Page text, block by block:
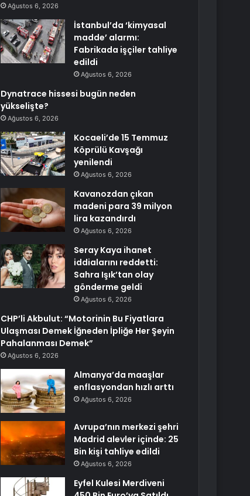
Ağustos 6, 2026
İstanbul’da ‘kimyasal
madde’ alarmı:
Fabrikada işçiler tahliye
edildi
Ağustos 6, 2026
Dynatrace hissesi bugün neden
yükselişte?
Ağustos 6, 2026
Kocaeli’de 15 Temmuz
Köprülü Kavşağı
yenilendi
Ağustos 6, 2026
Kavanozdan çıkan
madeni para 39 milyon
lira kazandırdı
Ağustos 6, 2026
Seray Kaya ihanet
iddialarını reddetti:
Sahra Işık’tan olay
gönderme geldi
Ağustos 6, 2026
CHP’li Akbulut: “Motorinin Bu Fiyatlara
Ulaşması Demek İğneden İpliğe Her Şeyin
Pahalanması Demek”
Ağustos 6, 2026
Almanya’da maaşlar
enflasyondan hızlı arttı
Ağustos 6, 2026
Avrupa’nın merkezi şehri
Madrid alevler içinde: 25
Bin kişi tahliye edildi
Ağustos 6, 2026
Eyfel Kulesi Merdiveni